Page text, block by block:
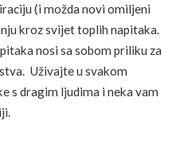
(i možda novi omiljeni
kroz svijet toplih napitaka.
nosi sa sobom priliku za
Uživajte u svakom
s dragim ljudima i neka vam